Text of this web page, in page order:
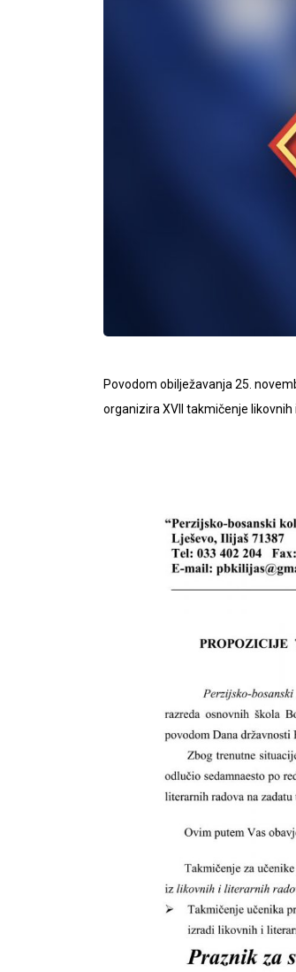
Povodom obilježavanja 25.
organizira XVII takmičenje